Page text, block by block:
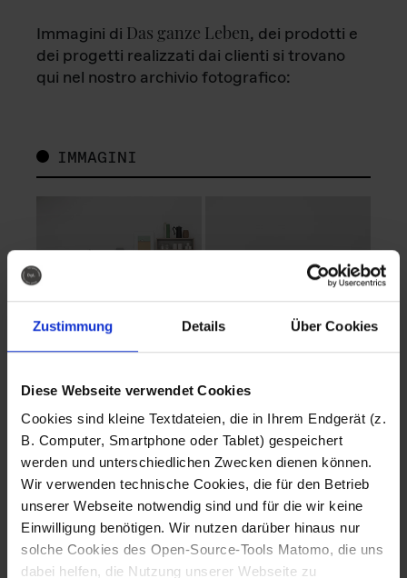
Zustimmung Details Über Cookies
Diese Webseite verwendet Cookies
Cookies sind kleine Textdateien, die in Ihrem Endgerät (z.
B. Computer, Smartphone oder Tablet) gespeichert
werden und unterschiedlichen Zwecken dienen können.
Wir verwenden technische Cookies, die für den Betrieb
unserer Webseite notwendig sind und für die wir keine
Einwilligung benötigen. Wir nutzen darüber hinaus nur
solche Cookies des Open-Source-Tools Matomo, die uns
dabei helfen, die Nutzung unserer Webseite zu
Immagini di Das ganze Leben, dei prodotti e
dei progetti realizzati dai clienti si trovano
qui nel nostro archivio fotografico:
IMMAGINI
Fotografo: Lorenz
Sternbach
Download
Fotografo: Lorenz
Sternbach
Download